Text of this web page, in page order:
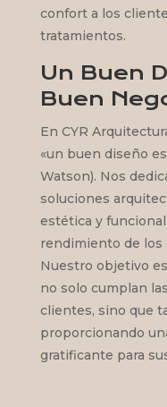
confort a los
tratamientos.
Un Buen
Buen
En CYR
«un buen diseño
Watson). Nos
soluciones
estética y
rendimiento de los
Nuestro objetivo
no solo cumplan
clientes, sino que
proporcionando
gratificante para